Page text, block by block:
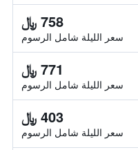
758 ﷼
سعر الليلة شامل الرسوم
771 ﷼
سعر الليلة شامل الرسوم
403 ﷼
سعر الليلة شامل الرسوم